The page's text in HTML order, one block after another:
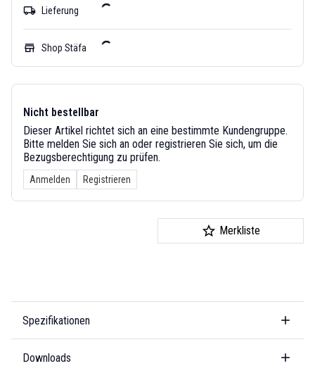
local_shipping Lieferung
store Shop Stäfa
Nicht bestellbar
Dieser Artikel richtet sich an eine bestimmte Kundengruppe.
Bitte melden Sie sich an oder registrieren Sie sich, um die
Bezugsberechtigung zu prüfen.
Anmelden Registrieren
Merkliste
Spezifikationen
Downloads